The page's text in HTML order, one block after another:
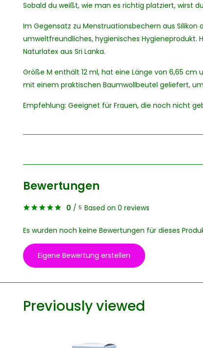
Sobald du weißt, wie man es richtig platziert, wirst
Im Gegensatz zu Menstruationsbechern aus Silikon
umweltfreundliches, hygienisches Hygieneprodukt.
Naturlatex aus Sri Lanka.
Größe M enthält 12 ml, hat eine Länge von 6,65 cm
mit einem praktischen Baumwollbeutel geliefert,
Empfehlung: Geeignet für Frauen, die noch nicht
Bewertungen
0 / 5 Based on 0 reviews
Es wurden noch keine Bewertungen für dieses
Eigene Bewertung erstellen
Previously viewed